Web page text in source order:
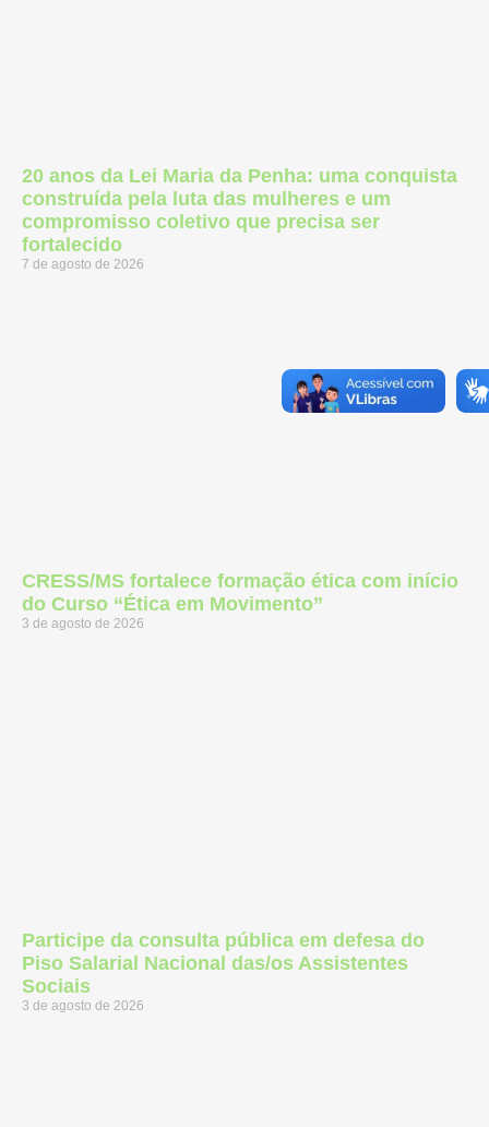
20 anos da Lei Maria da Penha: uma conquista
construída pela luta das mulheres e um
compromisso coletivo que precisa ser
fortalecido
7 de agosto de 2026
CRESS/MS fortalece formação ética com início
do Curso “Ética em Movimento”
3 de agosto de 2026
Participe da consulta pública em defesa do
Piso Salarial Nacional das/os Assistentes
Sociais
3 de agosto de 2026